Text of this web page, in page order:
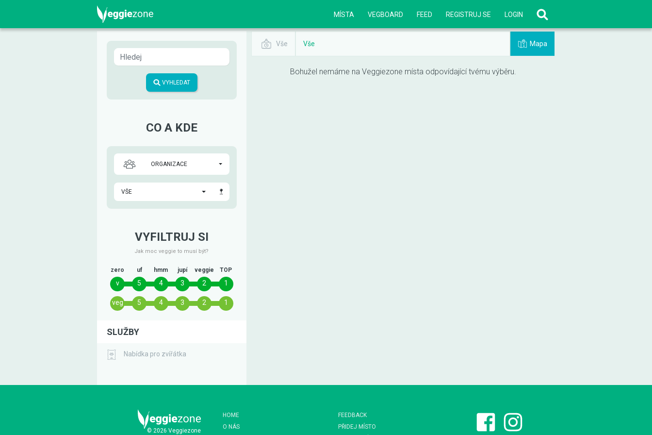
MÍSTA VEGBOARD FEED REGISTRUJ SE LOGIN
VYHLEDAT
CO A KDE
ORGANIZACE
VŠE
VYFILTRUJ SI
Jak moc veggie to musí být?
zero uf hmm jupí veggie TOP
v 5 4 3 2 1
veg 5 4 3 2 1
SLUŽBY
Nabídka pro zvířátka
Vše Vše Mapa
Bohužel nemáme na Veggiezone místa odpovídající tvému výběru.
© 2026 Veggiezone
HOME
O NÁS
FEEDBACK
PŘIDEJ MÍSTO